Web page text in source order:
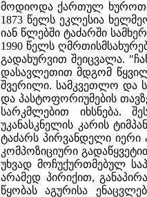
მოდიოდა ქართულ
1873 წელს ეკლესია
იან წლებში ტაძარში
1990 წელს
გადახურვით შეიცვალა.
დასავლეთით მდგომ
შვერილი. სამკვეთლო და
და პასტოფორიუმების
სარკმლებით იხსნება.
უკანასკნელის კარის
ტაძარს პირვანდელი იერი
კომპოზიციური
უხვად მოჩუქურთმებულ
არამედ პირიქით,
წყობას აგურისა